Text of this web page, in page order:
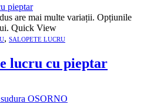
are mai multe variații. Opțiunile
Quick View
, SALOPETE LUCRU
lucru cu pieptar